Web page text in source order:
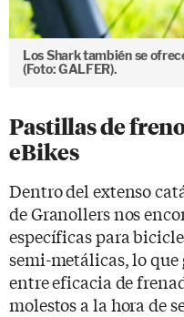
Los Shark también se
(Foto: GALFER).
Pastillas de
eBikes
Dentro del extenso
de Granollers nos
específicas para
semi-metálicas, lo
entre eficacia de
molestos a la hora de